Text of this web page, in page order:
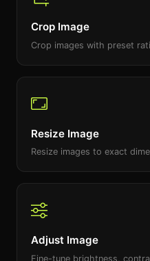
Crop Image
Crop images with preset
Resize Image
Resize images to exact
Adjust Image
Fine-tune brightness,